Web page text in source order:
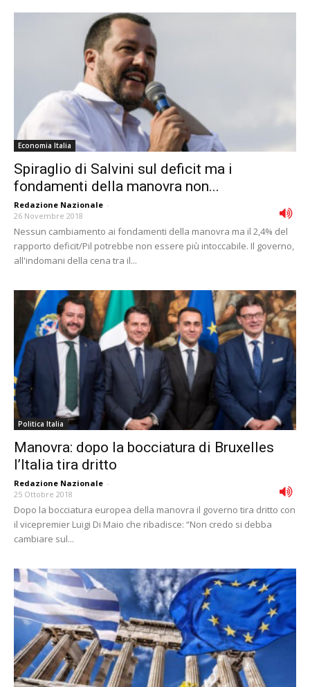
Economia Italia
Spiraglio di Salvini sul deficit ma i
fondamenti della manovra non...
Redazione Nazionale -
26 Novembre 2018
Nessun cambiamento ai fondamenti della manovra ma il 2,4% del
rapporto deficit/Pil potrebbe non essere più intoccabile. Il governo,
all'indomani della cena tra il...
Politica Italia
Manovra: dopo la bocciatura di Bruxelles
l’Italia tira dritto
Redazione Nazionale -
25 Ottobre 2018
Dopo la bocciatura europea della manovra il governo tira dritto con
il vicepremier Luigi Di Maio che ribadisce: “Non credo si debba
cambiare sul...